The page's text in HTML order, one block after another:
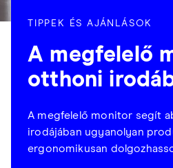
TIPPEK ÉS AJÁNLÁSOK
A megfelelő
otthoni
A megfelelő monitor segít
irodájában ugyanolyan
ergonomikusan